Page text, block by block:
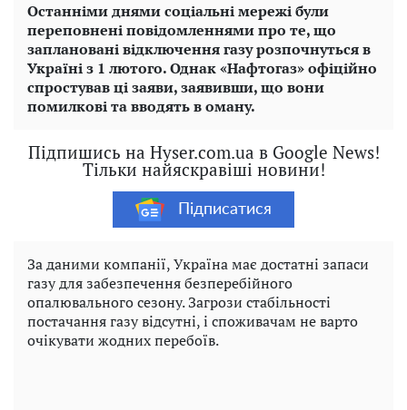
Останніми днями соціальні мережі були
переповнені повідомленнями про те, що
заплановані відключення газу розпочнуться в
Україні з 1 лютого. Однак «Нафтогаз» офіційно
спростував ці заяви, заявивши, що вони
помилкові та вводять в оману.
Підпишись на Hyser.com.ua в Google News!
Тільки найяскравіші новини!
Підписатися
За даними компанії, Україна має достатні запаси
газу для забезпечення безперебійного
опалювального сезону. Загрози стабільності
постачання газу відсутні, і споживачам не варто
очікувати жодних перебоїв.